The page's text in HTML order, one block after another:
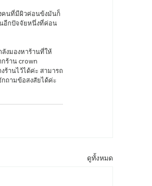
นอีกปัจจัยหนึ่งที่ค่อน
ร้าน crown
ร้านไว้ได้ค่ะ สามารถ
กถามข้อสงสัยได้ค่ะ
ดูทั้งหมด